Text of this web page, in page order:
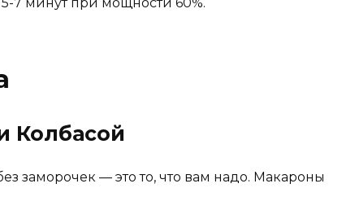
Колбасой
заморочек — это то, что вам надо. Макароны